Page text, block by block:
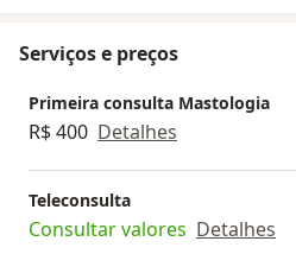
Serviços e preços
Primeira consulta Mastologia
R$ 400 Detalhes
Teleconsulta
Consultar valores Detalhes